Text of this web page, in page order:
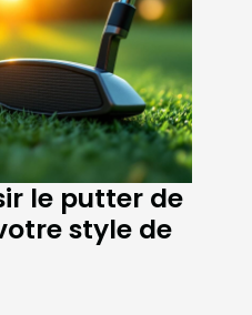
le putter de
style de